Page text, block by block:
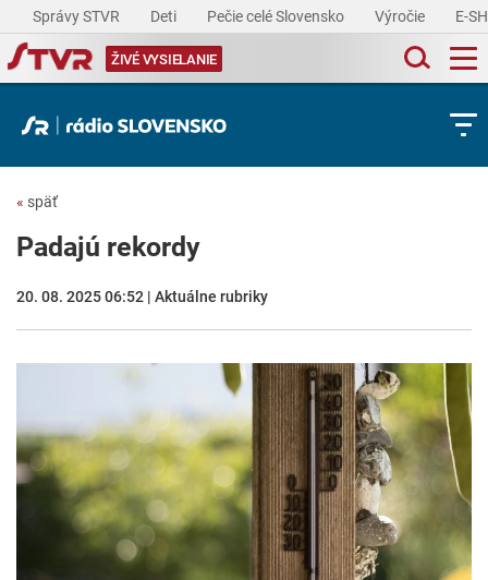
Správy STVR Deti Pečie celé Slovensko Výročie E-
ŽIVÉ VYSIELANIE
« späť
Padajú rekordy
20. 08. 2025 06:52 | Aktuálne rubriky